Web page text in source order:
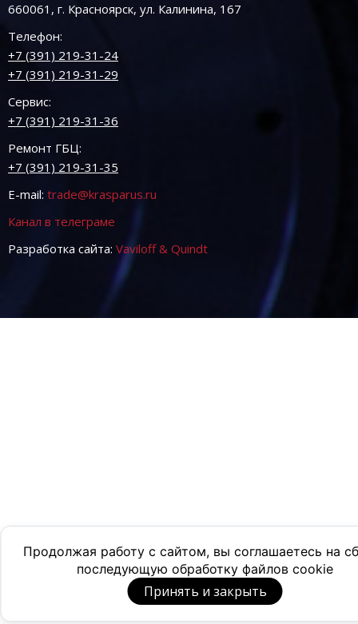
Продолжая работу с сайтом, вы соглашаетесь на
последующую обработку файлов cookie
Принять и закрыть
660061, г. Красноярск, ул. Калинина, 167
Телефон:
+7 (391) 219-31-24
+7 (391) 219-31-29
Сервис:
+7 (391) 219-31-36
Ремонт ГБЦ:
+7 (391) 219-31-35
E-mail: trade@krasparus.ru
Канал в телеграме
Разработка сайта: Vaviloff & Quindt